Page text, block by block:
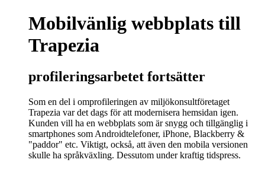
Mobilvänlig webbplats till
Trapezia
profileringsarbetet fortsätter
Som en del i omprofileringen av miljökonsultföretaget
Trapezia var det dags för att modernisera hemsidan igen.
Kunden vill ha en webbplats som är snygg och tillgänglig i
smartphones som Androidtelefoner, iPhone, Blackberry &
"paddor" etc. Viktigt, också, att även den mobila versionen
skulle ha språkväxling. Dessutom under kraftig tidspress.